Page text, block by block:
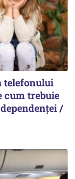
telefonului
cum trebuie
/